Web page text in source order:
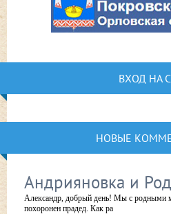
ВХОД НА
НОВЫЕ
Андрияновка и
Александр, добрый день! Мы с родными
похоронен прадед. Как ра